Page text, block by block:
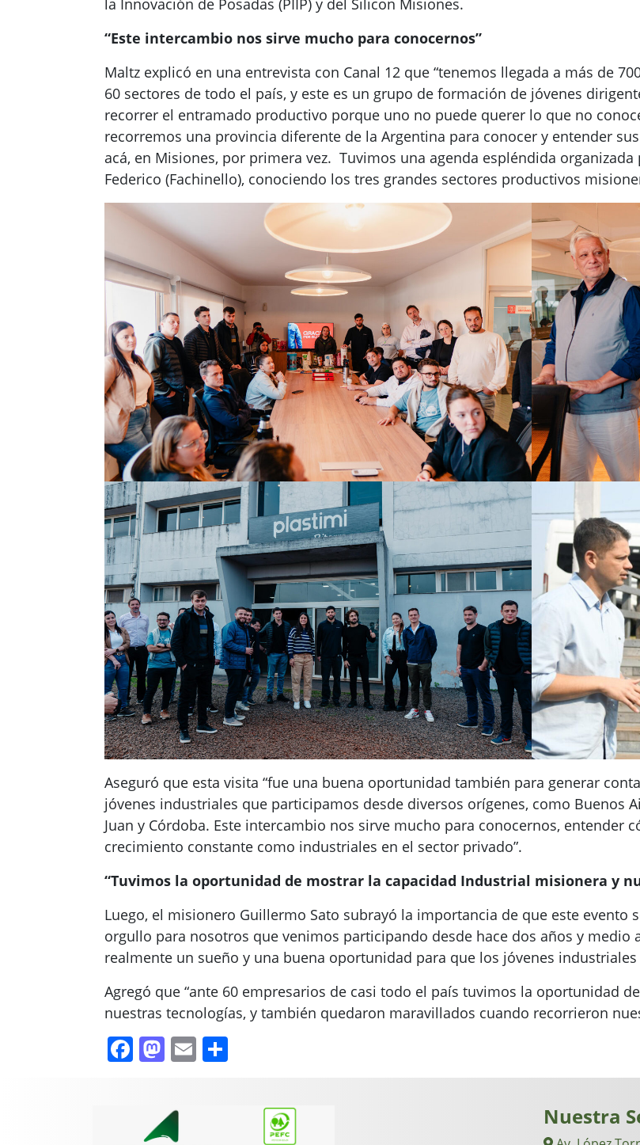
la Innovación de Posadas (PIIP) y del Silicon Misiones.
“Este intercambio nos sirve mucho para conocernos”
Maltz explicó en una entrevista con Canal 12 que “tenemos llegada a más de
60 sectores de todo el país, y este es un grupo de formación de jóvenes
recorrer el entramado productivo porque uno no puede querer lo que no
recorremos una provincia diferente de la Argentina para conocer y entender
acá, en Misiones, por primera vez. Tuvimos una agenda espléndida
Federico (Fachinello), conociendo los tres grandes sectores productivos
Aseguró que esta visita “fue una buena oportunidad también para generar
jóvenes industriales que participamos desde diversos orígenes, como Buenos
Juan y Córdoba. Este intercambio nos sirve mucho para conocernos, entender
crecimiento constante como industriales en el sector privado”.
“Tuvimos la oportunidad de mostrar la capacidad Industrial misionera y
Luego, el misionero Guillermo Sato subrayó la importancia de que este evento
orgullo para nosotros que venimos participando desde hace dos años y medio
realmente un sueño y una buena oportunidad para que los jóvenes industriales
Agregó que “ante 60 empresarios de casi todo el país tuvimos la oportunidad
nuestras tecnologías, y también quedaron maravillados cuando recorrieron
Facebook
Mastodon
Email
Nuestra